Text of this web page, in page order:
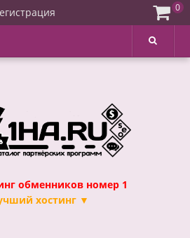
обменников номер 1
хостинг ▼
0